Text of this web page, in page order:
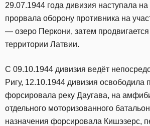
29.07.1944 года дивизия наступала
прорвала оборону противника на
— озеро Перкони, затем
территории Латвии.
C 09.10.1944 дивизия ведёт
Ригу, 12.10.1944 дивизия освободила
форсировала реку Даугава, на
отдельного моторизованного
назначения форсировала Кишэзерс,